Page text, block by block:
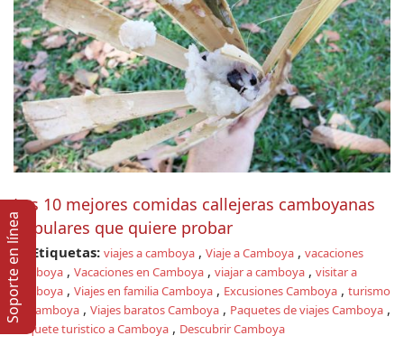
Las 10 mejores comidas callejeras camboyanas
populares que quiere probar
Etiquetas: viajes a camboya , Viaje a Camboya , vacaciones
camboya , Vacaciones en Camboya , viajar a camboya , visitar a
camboya , Viajes en familia Camboya , Excusiones Camboya , turismo
en camboya , Viajes baratos Camboya , Paquetes de viajes Camboya ,
Paquete turistico a Camboya , Descubrir Camboya
Soporte en lí­nea